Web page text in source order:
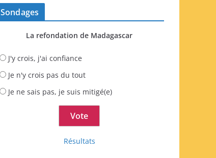
Sondages
La refondation de Madagascar
J'y crois, j'ai confiance
Je n'y crois pas du tout
Je ne sais pas, je suis mitigé(e)
Résultats